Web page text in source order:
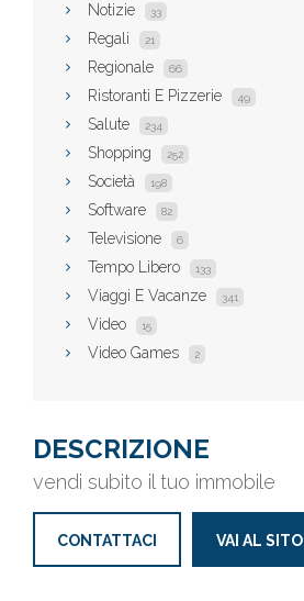
Notizie 33
Regali 21
Regionale 66
Ristoranti E Pizzerie 49
Salute 234
Shopping 252
Società 198
Software 82
Televisione 6
Tempo Libero 133
Viaggi E Vacanze 341
Video 15
Video Games 2
DESCRIZIONE
vendi subito il tuo immobile
CONTATTACI VAI AL SITO